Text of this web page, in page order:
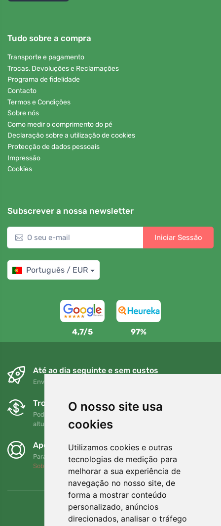
O nosso site usa
cookies
Utilizamos cookies e outras
tecnologias de medição para
melhorar a sua experiência de
navegação no nosso site, de
forma a mostrar conteúdo
personalizado, anúncios
direcionados, analisar o tráfego
Tudo sobre a compra
Transporte e pagamento
Trocas, Devoluções e Reclamações
Programa de fidelidade
Contacto
Termos e Condições
Sobre nós
Como medir o comprimento do pé
Declaração sobre a utilização de cookies
Protecção de dados pessoais
Impressão
Cookies
Subscrever a nossa newsletter
Iniciar Sessão
Português / EUR
4,7/5 97%
Até ao dia seguinte e sem custos
Envio gratuito para encomendas superiores a 80 EUR
Trocas e devoluções gratuitas
Pode devolver ou trocar a sua encomenda em qualquer
altura no prazo de 90 dias
Apoiamos a Trees.org
Para cada encomenda plantamos uma árvore! Leia mais
Sobre nós